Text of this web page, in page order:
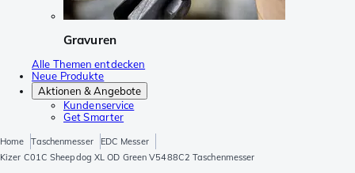
Gravuren
Alle Themen entdecken
Neue Produkte
Aktionen & Angebote
Kundenservice
Get Smarter
Home Taschenmesser
EDC Messer
Kizer C01C Sheepdog XL OD Green V5488C2 Taschenmesser